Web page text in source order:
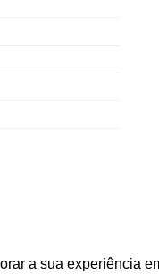
a sua experiência